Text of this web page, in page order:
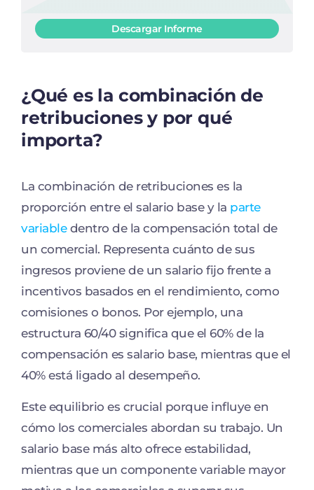
Descargar Informe
¿Qué es la combinación de
retribuciones y por qué
importa?
La combinación de retribuciones es la
proporción entre el salario base y la parte
variabledentro de la compensación total de
un comercial. Representa cuánto de sus
ingresos proviene de un salario fijo frente a
incentivos basados en el rendimiento, como
comisiones o bonos. Por ejemplo, una
estructura 60/40 significa que el 60% de la
compensación es salario base, mientras que el
40% está ligado al desempeño.
Este equilibrio es crucial porque influye en
cómo los comerciales abordan su trabajo. Un
salario base más alto ofrece estabilidad,
mientras que un componente variable mayor